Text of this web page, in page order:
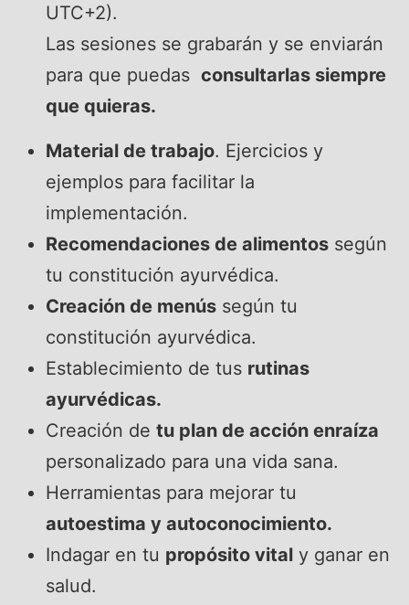
UTC+2).
Las sesiones se grabarán y se enviarán
para que puedas consultarlas siempre
que quieras.
Material de trabajo. Ejercicios y
ejemplos para facilitar la
implementación.
Recomendaciones de alimentos según
tu constitución ayurvédica.
Creación de menús según tu
constitución ayurvédica.
Establecimiento de tus rutinas
ayurvédicas.
Creación de tu plan de acción enraíza
personalizado para una vida sana.
Herramientas para mejorar tu
autoestima y autoconocimiento.
Indagar en tu propósito vital y ganar en
salud.